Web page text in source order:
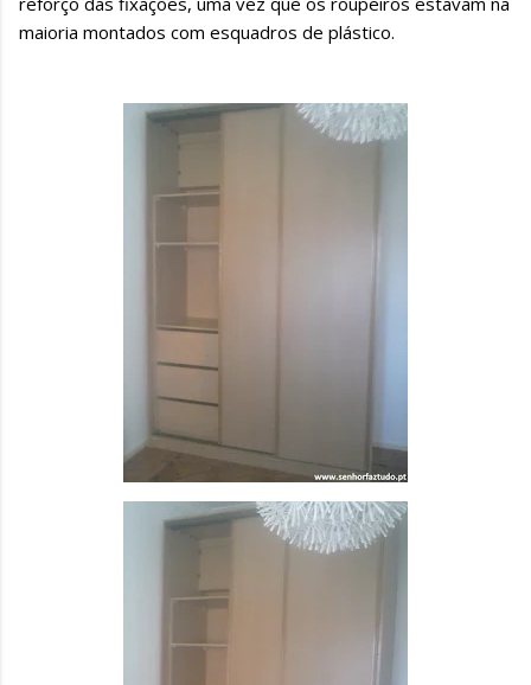
maioria montados com esquadros de plástico.